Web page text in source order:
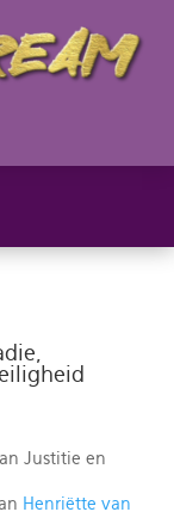
Justitie en
Henriëtte van